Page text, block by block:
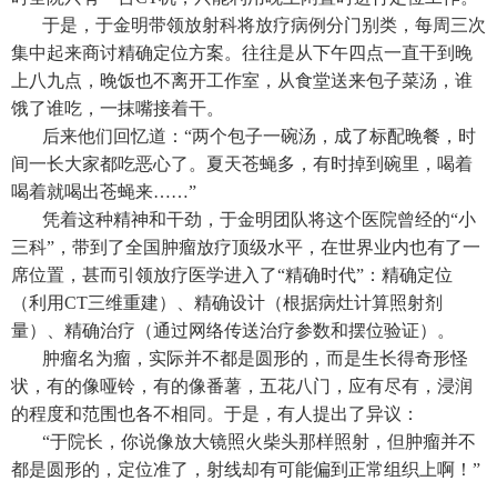
于是，于金明带领放射科将放疗病例分门别类，每周三次
集中起来商讨精确定位方案。往往是从下午四点一直干到晚
上八九点，晚饭也不离开工作室，从食堂送来包子菜汤，谁
饿了谁吃，一抹嘴接着干。
后来他们回忆道：“两个包子一碗汤，成了标配晚餐，时
间一长大家都吃恶心了。夏天苍蝇多，有时掉到碗里，喝着
喝着就喝出苍蝇来……”
凭着这种精神和干劲，于金明团队将这个医院曾经的“小
三科”，带到了全国肿瘤放疗顶级水平，在世界业内也有了一
席位置，甚而引领放疗医学进入了“精确时代”：精确定位
（利用CT三维重建）、精确设计（根据病灶计算照射剂
量）、精确治疗（通过网络传送治疗参数和摆位验证）。
肿瘤名为瘤，实际并不都是圆形的，而是生长得奇形怪
状，有的像哑铃，有的像番薯，五花八门，应有尽有，浸润
的程度和范围也各不相同。于是，有人提出了异议：
“于院长，你说像放大镜照火柴头那样照射，但肿瘤并不
都是圆形的，定位准了，射线却有可能偏到正常组织上啊！”